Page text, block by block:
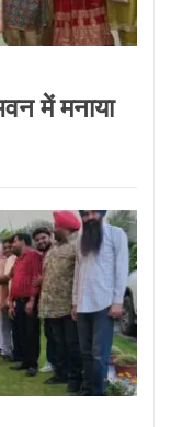
ਵਿੱਚ 95 ਲੱਖ
ਦਾ
ਸਦਕਾ